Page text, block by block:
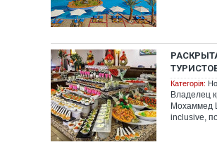
Категорія:
Владелец
Мохаммед
inclusive,